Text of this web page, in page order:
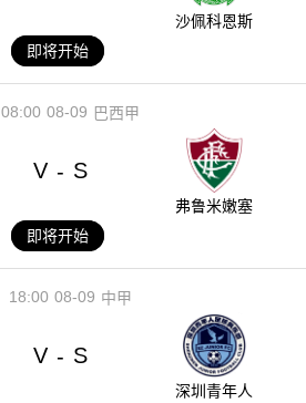
沙佩科恩斯
即将开始
08-09
08:00 巴西甲
V - S
弗鲁米嫩塞
即将开始
08-09
18:00 中甲
V - S
深圳青年人